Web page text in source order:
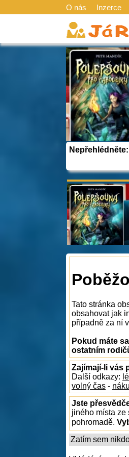
O nás Inzerce
Nepřehlédněte:
Tato stránka
obsahovat jak
případně za ní
Pokud máte
ostatním
Zajímají-li vás
Další odkazy:
volný čas -
Jste
jiného místa ze
pohromadě.
Zatím sem